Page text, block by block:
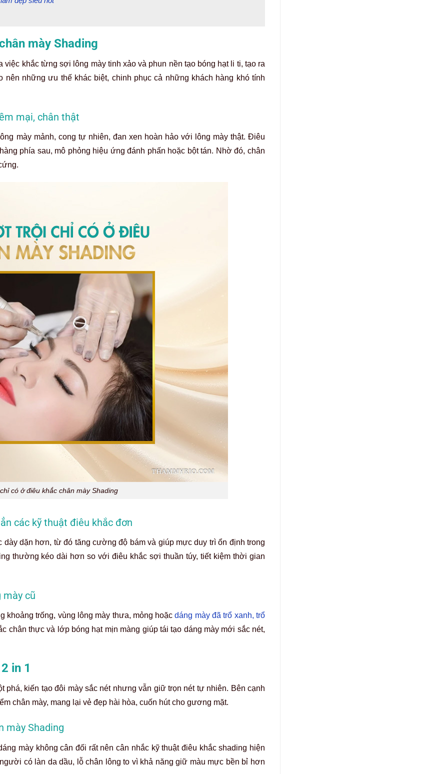
mày Shading
khắc từng sợi lông mày tinh xảo và phun nền tạo bóng hạt li ti, tạo ra
những ưu thế khác biệt, chinh phục cả những khách hàng khó tính
mại, chân thật
mày mảnh, cong tự nhiên, đan xen hoàn hảo với lông mày thật. Điêu
phía sau, mô phỏng hiệu ứng đánh phấn hoặc bột tán. Nhờ đó, chân
có ở điêu khắc chân mày Shading
các kỹ thuật điêu khắc đơn
dặn hơn, từ đó tăng cường độ bám và giúp mực duy trì ổn định trong
thường kéo dài hơn so với điêu khắc sợi thuần túy, tiết kiệm thời gian
mày cũ
khoảng trống, vùng lông mày thưa, mỏng hoặcdáng mày đã trổ xanh, trổ
thực và lớp bóng hạt mịn màng giúp tái tạo dáng mày mới sắc nét,
in 1
phá, kiến tạo đôi mày sắc nét nhưng vẫn giữ trọn nét tự nhiên. Bên cạnh
chân mày, mang lại vẻ đẹp hài hòa, cuốn hút cho gương mặt.
mày Shading
mày không cân đối rất nên cân nhắc kỹ thuật điêu khắc shading hiện
có làn da dầu, lỗ chân lông to vì khả năng giữ màu mực bền bỉ hơn